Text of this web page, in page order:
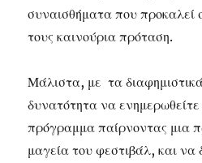
συναισθήματα που προκαλεί
τους καινούρια πρόταση.
Μάλιστα, με τα
δυνατότητα να
πρόγραμμα παίρνοντας μια
μαγεία του φεστιβάλ, και